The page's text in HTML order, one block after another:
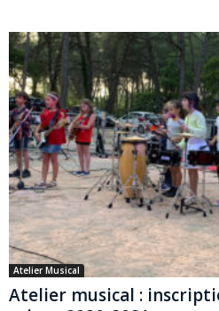
Atelier Musical
Atelier musical :